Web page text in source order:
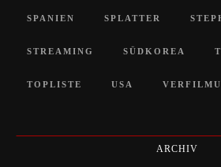
SPANIEN SPLATTER
STREAMING SÜDKOREA
TOPLISTE USA
ARCHIV